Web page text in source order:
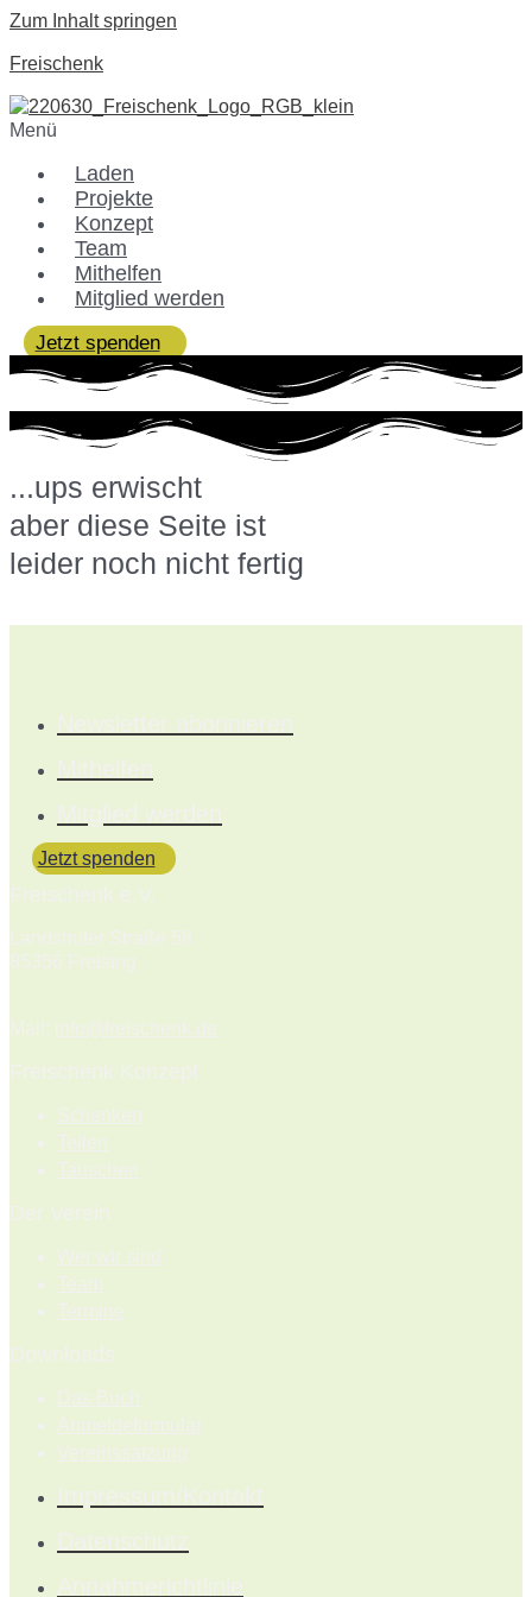
Zum Inhalt springen
Freischenk
Menü
Laden
Projekte
Konzept
Team
Mithelfen
Mitglied werden
Jetzt spenden
...ups erwischt
aber diese Seite ist
leider noch nicht fertig
Newsletter abonnieren
Mithelfen
Mitglied werden
Jetzt spenden
Freischenk e.V.
Landshuter Straße 58
85356 Freising
Mail: info@freischenk.de
Freischenk Konzept
Schenken
Teilen
Tauschen
Der Verein
Wer wir sind
Team
Termine
Downloads
Das Buch
Anmeldeformular
Vereinssatzung
Impressum/Kontakt
Datenschutz
Annahmerichtlinie